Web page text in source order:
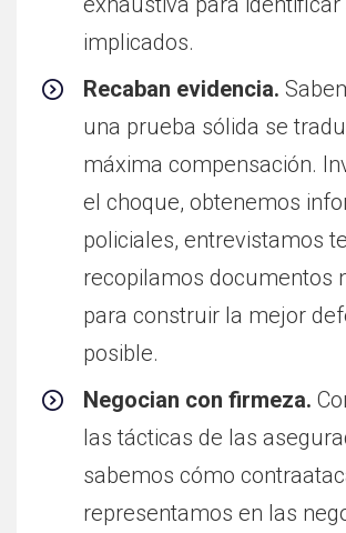
implicados.
Recaban evidencia.
una prueba sólida se
máxima compensación.
el choque, obtenemos
policiales, entrevistamos
recopilamos documentos
para construir la mejor
posible.
Negocian con firmeza.
las tácticas de las
sabemos cómo
representamos en las